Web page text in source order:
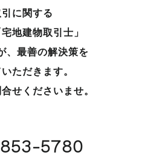
に関する
地建物取引士」
、 最善の解決策を
ただきます。
せくださいませ。
5780